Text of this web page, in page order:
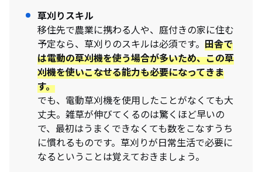
草刈りスキル
移住先で農業に携わる人や、庭付きの家に住む
予定なら、草刈りのスキルは必須です。 田舎で
は電動の草刈機を使う場合が多いため、この草
刈機を使いこなせる能力も必要になってきま
す。
でも、電動草刈機を使用したことがなくても大
丈夫。雑草が伸びてくるのは驚くほど早いの
で、最初はうまくできなくても数をこなすうち
に慣れるものです。草刈りが日常生活で必要に
なるということは覚えておきましょう。